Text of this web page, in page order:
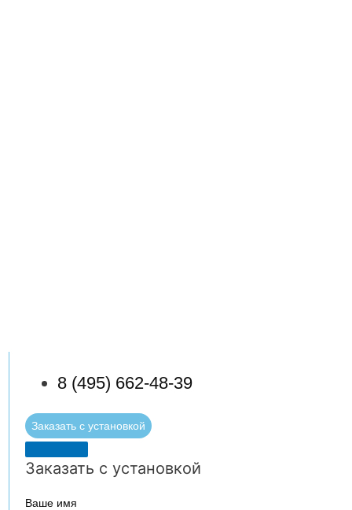
8 (495) 662-48-39
Заказать с установкой
Заказать с установкой
Ваше имя